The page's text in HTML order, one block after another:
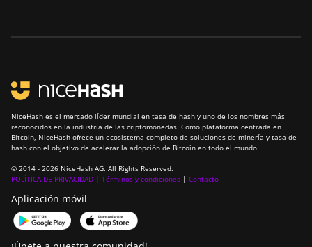
NiceHash es el mercado líder mundial en tasa de hash y uno de los nombres más
reconocidos en la industria de las criptomonedas. Como plataforma centrada en
Bitcoin, NiceHash ofrece un ecosistema completo de soluciones de minería y tasa de
hash con el objetivo de acelerar la adopción de Bitcoin en todo el mundo.
© 2014 - 2026 NiceHash AG. All Rights Reserved.
POLÍTICA DE PRIVACIDAD | Términos y condiciones | Contacto
Aplicación móvil